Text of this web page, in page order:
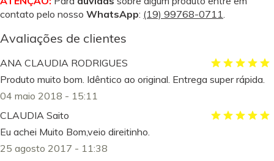
contato pelo nosso WhatsApp: (19) 99768-0711.
Avaliações de clientes
ANA CLAUDIA RODRIGUES
Produto muito bom. Idêntico ao original. Entrega super rápida.
04 maio 2018 - 15:11
CLAUDIA Saito
Eu achei Muito Bom,veio direitinho.
25 agosto 2017 - 11:38